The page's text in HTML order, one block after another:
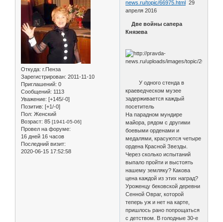
Откуда: г.Пенза
Зарегистрирован: 2011-11-10
Приглашений: 0
Сообщений: 1113
Уважение: [+145/-0]
Позитив: [+1/-0]
Пол: Женский
Возраст: 85 [1941-05-06]
Провел на форуме:
16 дней 16 часов
Последний визит:
2020-06-15 17:52:58
news.ru/topic/66975.html 29
апреля 2016
Две войны сапера
Князева
У одного стенда в
краеведческом музее
задерживается каждый
посетитель
На парадном мундире
майора, рядом с другими
боевыми орденами и
медалями, красуются четыре
ордена Красной Звезды.
Через сколько испытаний
выпало пройти и выстоять
нашему земляку? Какова
цена каждой из этих наград?
Уроженцу бековской деревни
Сенной Овраг, которой
теперь уж и нет на карте,
пришлось рано попрощаться
с детством. В голодные 30-е